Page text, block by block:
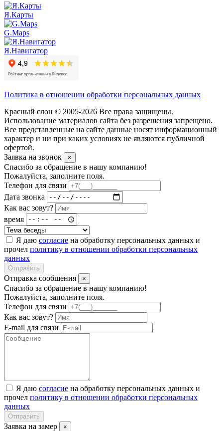
Я.Карты
G.Maps
Я.Навигатор
Политика в отношении обработки персональных данных
Красный слон © 2005-2026 Все права защищены.
Использование материалов сайта без разрешения запрещено.
Все представленные на сайте данные носят информационный
характер и ни при каких условиях не являются публичной
офертой.
Заявка на звонок
×
Спасибо за обращение в нашу компанию!
Пожалуйста, заполните поля.
Телефон для связи
Дата звонка
Как вас зовут?
время
Я даю согласие на обработку персональных данных и
прочел политику в отношении обработки персональных
данных
Отправить
Отправка сообщения ×
Спасибо за обращение в нашу компанию!
Пожалуйста, заполните поля.
Телефон для связи
Как вас зовут?
E-mail для связи
Я даю согласие на обработку персональных данных и
прочел политику в отношении обработки персональных
данных
Отправить
Заявка на замер ×